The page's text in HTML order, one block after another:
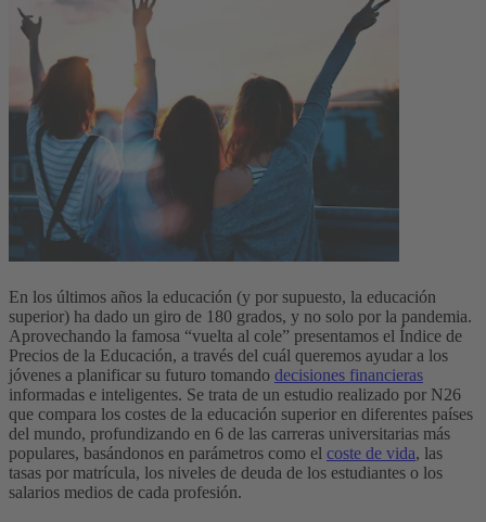
En los últimos años la educación (y por supuesto, la educación
superior) ha dado un giro de 180 grados, y no solo por la pandemia.
Aprovechando la famosa “vuelta al cole” presentamos el Índice de
Precios de la Educación, a través del cuál queremos ayudar a los
jóvenes a planificar su futuro tomando decisiones financieras
informadas e inteligentes. Se trata de un estudio realizado por N26
que compara los costes de la educación superior en diferentes países
del mundo, profundizando en 6 de las carreras universitarias más
populares, basándonos en parámetros como el coste de vida, las
tasas por matrícula, los niveles de deuda de los estudiantes o los
salarios medios de cada profesión.